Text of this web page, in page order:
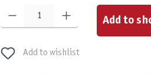
Product Quantity: Enter the desired amount or use
Add to
Add to wishlist